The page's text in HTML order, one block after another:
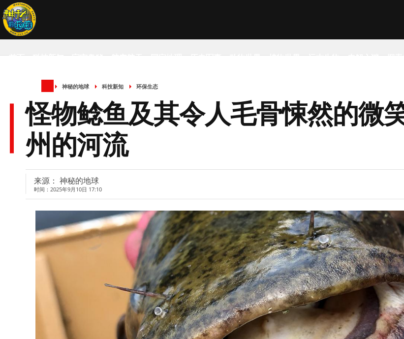
首页 科技新知 宇宙奥秘 航空航天 国家地理 历史军事 动物世界 植物世界 远古生物 未解之谜 探
神秘的地球 科技新知 环保生态
怪物鲶鱼及其令人毛骨悚然的微
州的河流
来源： 神秘的地球
时间：2025年9月10日 17:10